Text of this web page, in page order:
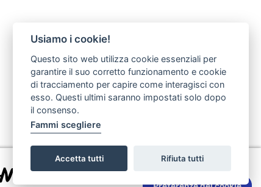
Usiamo i cookie!
Questo sito web utilizza cookie essenziali per
garantire il suo corretto funzionamento e cookie
di tracciamento per capire come interagisci con
esso. Questi ultimi saranno impostati solo dopo
il consenso.
Fammi scegliere
Accetta tutti Rifiuta tutti